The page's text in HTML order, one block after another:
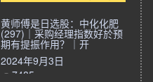
黄师傅是日选股：中化化肥
(297)｜采购经理指数好於预
期有提振作用？｜开
2024年9月3日
7485